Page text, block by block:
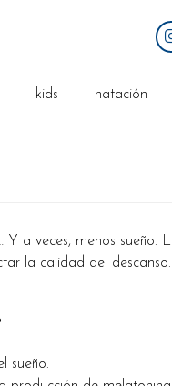
kids natación
a veces, menos sueño.
la calidad del
sueño.